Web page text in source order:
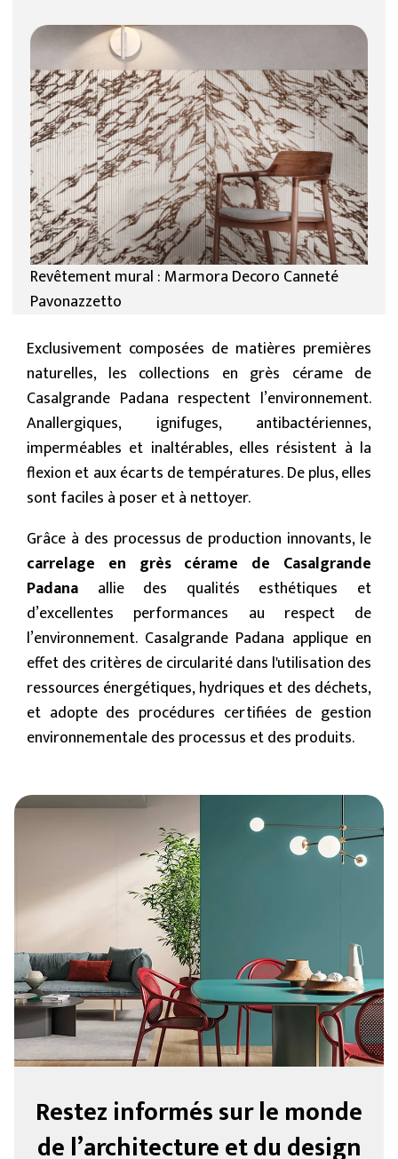
Revêtement mural : Marmora Decoro Canneté
Pavonazzetto
Exclusivement composées de matières premières
naturelles, les collections en grès cérame de
Casalgrande Padana respectent l’environnement.
Anallergiques, ignifuges, antibactériennes,
imperméables et inaltérables, elles résistent à la
flexion et aux écarts de températures. De plus, elles
sont faciles à poser et à nettoyer.
Grâce à des processus de production innovants, le
carrelage en grès cérame de Casalgrande
Padana allie des qualités esthétiques et
d’excellentes performances au respect de
l’environnement. Casalgrande Padana applique en
effet des critères de circularité dans l'utilisation des
ressources énergétiques, hydriques et des déchets,
et adopte des procédures certifiées de gestion
environnementale des processus et des produits.
Restez informés sur le monde
de l’architecture et du design